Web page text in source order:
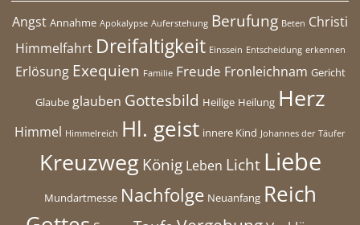
Angst Annahme Apokalypse Auferstehung Berufung Beten Christi
Himmelfahrt Dreifaltigkeit Einssein Entscheidung erkennen
Erlösung Exequien Familie Freude Fronleichnam Gericht
Glaube glauben Gottesbild Heilige Heilung Herz
Himmel Himmelreich Hl. geist innere Kind Johannes der Täufer
Kreuzweg König Leben Licht Liebe
Mundartmesse Nachfolge Neuanfang Reich